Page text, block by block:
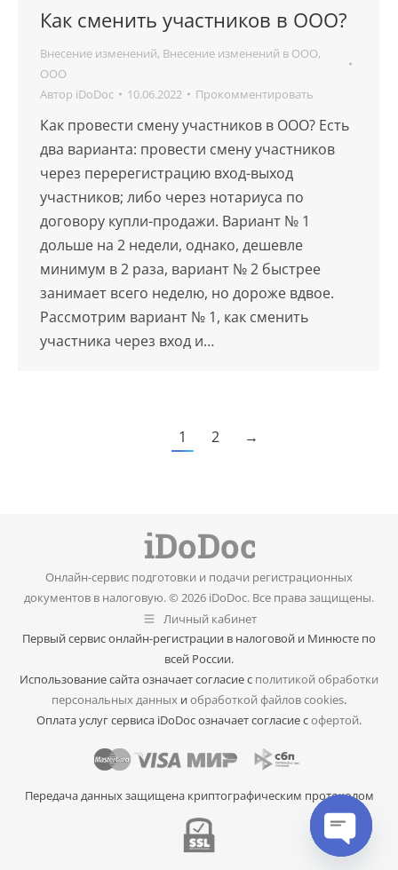
Как сменить участников в ООО?
Внесение изменений, Внесение изменений в ООО,
ООО
Автор iDoDoc 10.06.2022 Прокомментировать
Как провести смену участников в ООО? Есть
два варианта: провести смену участников
через перерегистрацию вход-выход
участников; либо через нотариуса по
договору купли-продажи. Вариант № 1
дольше на 2 недели, однако, дешевле
минимум в 2 раза, вариант № 2 быстрее
занимает всего неделю, но дороже вдвое.
Рассмотрим вариант № 1, как сменить
участника через вход и…
1 2 →
Онлайн-сервис подготовки и подачи регистрационных
документов в налоговую. © 2026 iDoDoc. Все права защищены.
Личный кабинет
Первый сервис онлайн-регистрации в налоговой и Минюсте по
всей России.
Использование сайта означает согласие с политикой обработки
персональных данных иобработкой файлов cookies.
Оплата услуг сервиса iDoDoc означает согласие софертой.
Передача данных защищена криптографическим протоколом